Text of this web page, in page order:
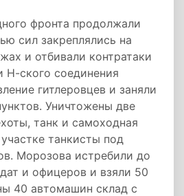
фронта продолжали
сил закреплялись на
и отбивали контратаки
Н-ского соединения
гитлеровцев и заняли
Уничтожены две
танк и самоходная
танкисты под
Морозова истребили до
и офицеров и взяли 50
40 автомашин склад с